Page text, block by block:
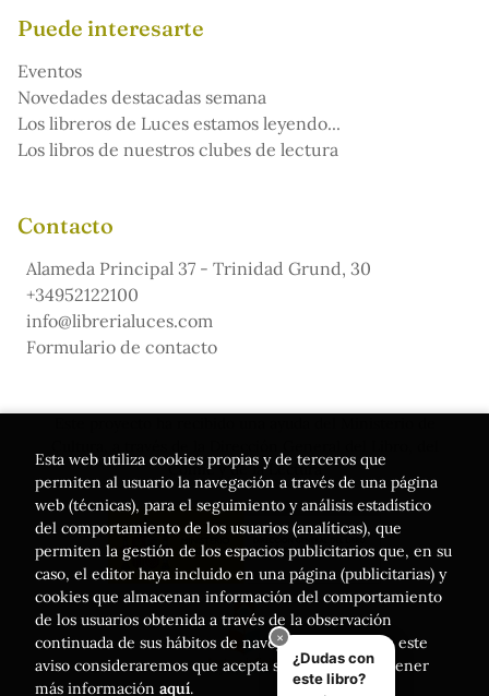
Puede interesarte
Eventos
Novedades destacadas semana
Los libreros de Luces estamos leyendo...
Los libros de nuestros clubes de lectura
Contacto
Alameda Principal 37 - Trinidad Grund, 30
+34952122100
info@librerialuces.com
Formulario de contacto
Cómic y de la Lectura
Esta web utiliza cookies propias y de terceros que
permiten al usuario la navegación a través de una página
web (técnicas), para el seguimiento y análisis estadístico
del comportamiento de los usuarios (analíticas), que
permiten la gestión de los espacios publicitarios que, en su
caso, el editor haya incluido en una página (publicitarias) y
cookies que almacenan información del comportamiento
de los usuarios obtenida a través de la observación
continuada de sus hábitos de navegación. Si acepta este
aviso consideraremos que acepta su uso. Puede obtener
más información aquí.